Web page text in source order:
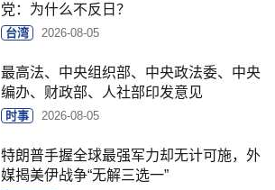
党：为什么不反日？
台湾 2026-08-05
最高法、中央组织部、中央政法委、中央
编办、财政部、人社部印发意见
时事 2026-08-05
特朗普手握全球最强军力却无计可施，外
媒揭美伊战争“无解三选一”